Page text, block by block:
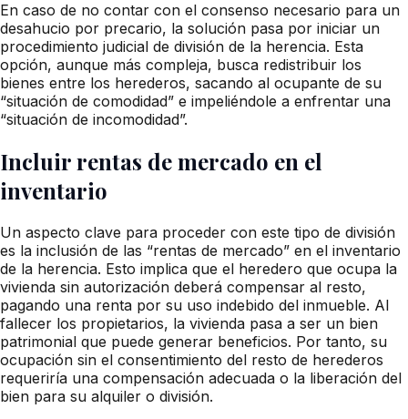
En caso de no contar con el consenso necesario para un
desahucio por precario, la solución pasa por iniciar un
procedimiento judicial de división de la herencia. Esta
opción, aunque más compleja, busca redistribuir los
bienes entre los herederos, sacando al ocupante de su
“situación de comodidad” e impeliéndole a enfrentar una
“situación de incomodidad”.
Incluir rentas de mercado en el
inventario
Un aspecto clave para proceder con este tipo de división
es la inclusión de las “rentas de mercado” en el inventario
de la herencia. Esto implica que el heredero que ocupa la
vivienda sin autorización deberá compensar al resto,
pagando una renta por su uso indebido del inmueble. Al
fallecer los propietarios, la vivienda pasa a ser un bien
patrimonial que puede generar beneficios. Por tanto, su
ocupación sin el consentimiento del resto de herederos
requeriría una compensación adecuada o la liberación del
bien para su alquiler o división.